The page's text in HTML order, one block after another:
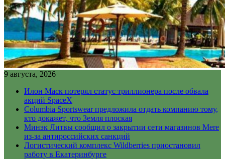
9 августа, 2026
Илон Маск потерял статус триллионера после обвала
акций SpaceX
Columbia Sportswear предложила отдать компанию тому,
кто докажет, что Земля плоская
Минэк Литвы сообщил о закрытии сети магазинов Mere
из-за антироссийских санкций
Логистический комплекс Wildberries приостановил
работу в Екатеринбурге